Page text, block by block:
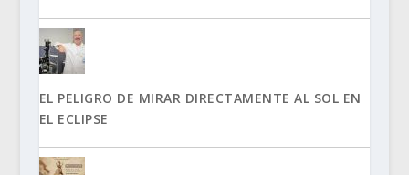
EL PELIGRO DE MIRAR DIRECTAMENTE AL SOL EN
EL ECLIPSE